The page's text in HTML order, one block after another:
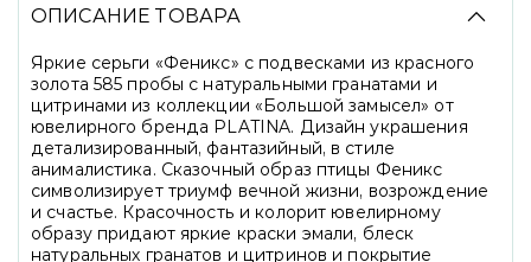
ОПИСАНИЕ ТОВАРА
Яркие серьги «Феникс» с подвесками из красного
золота 585 пробы с натуральными гранатами и
цитринами из коллекции «Большой замысел» от
ювелирного бренда PLATINA. Дизайн украшения
детализированный, фантазийный, в стиле
анималистика. Сказочный образ птицы Феникс
символизирует триумф вечной жизни, возрождение
и счастье. Красочность и колорит ювелирному
образу придают яркие краски эмали, блеск
натуральных гранатов и цитринов и покрытие